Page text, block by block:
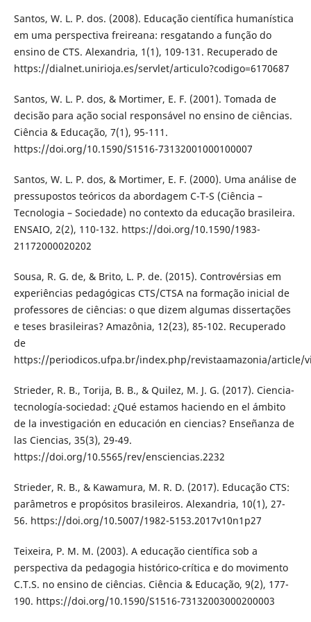
Santos, W. L. P. dos. (2008). Educação científica humanística
em uma perspectiva freireana: resgatando a função do
ensino de CTS. Alexandria, 1(1), 109-131. Recuperado de
https://dialnet.unirioja.es/servlet/articulo?codigo=6170687
Santos, W. L. P. dos, & Mortimer, E. F. (2001). Tomada de
decisão para ação social responsável no ensino de ciências.
Ciência & Educação, 7(1), 95-111.
https://doi.org/10.1590/S1516-73132001000100007
Santos, W. L. P. dos, & Mortimer, E. F. (2000). Uma análise de
pressupostos teóricos da abordagem C-T-S (Ciência –
Tecnologia – Sociedade) no contexto da educação brasileira.
ENSAIO, 2(2), 110-132. https://doi.org/10.1590/1983-
21172000020202
Sousa, R. G. de, & Brito, L. P. de. (2015). Controvérsias em
experiências pedagógicas CTS/CTSA na formação inicial de
professores de ciências: o que dizem algumas dissertações
e teses brasileiras? Amazônia, 12(23), 85-102. Recuperado
de
https://periodicos.ufpa.br/index.php/revistaamazonia/article/
Strieder, R. B., Torija, B. B., & Quilez, M. J. G. (2017). Ciencia-
tecnología-sociedad: ¿Qué estamos haciendo en el ámbito
de la investigación en educación en ciencias? Enseñanza de
las Ciencias, 35(3), 29-49.
https://doi.org/10.5565/rev/ensciencias.2232
Strieder, R. B., & Kawamura, M. R. D. (2017). Educação CTS:
parâmetros e propósitos brasileiros. Alexandria, 10(1), 27-
56. https://doi.org/10.5007/1982-5153.2017v10n1p27
Teixeira, P. M. M. (2003). A educação científica sob a
perspectiva da pedagogia histórico-crítica e do movimento
C.T.S. no ensino de ciências. Ciência & Educação, 9(2), 177-
190. https://doi.org/10.1590/S1516-73132003000200003